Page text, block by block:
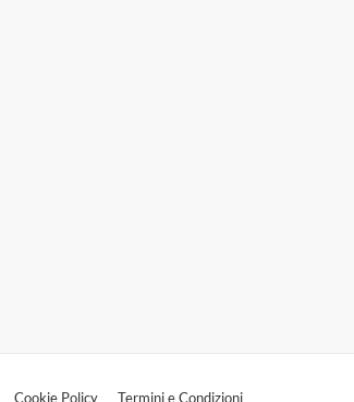
Cookie Policy Termini e Condizioni